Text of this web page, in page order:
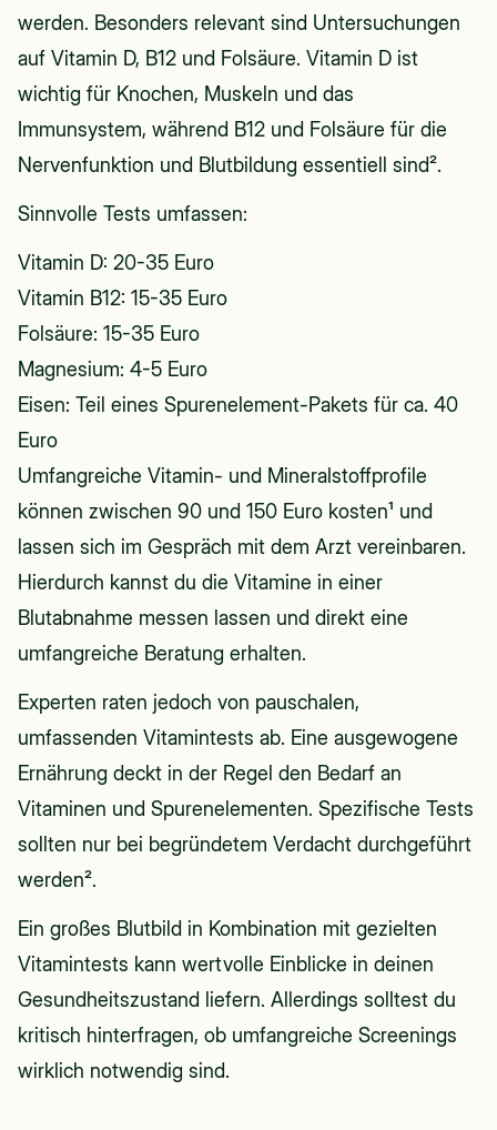
werden. Besonders relevant sind Untersuchungen
auf Vitamin D, B12 und Folsäure. Vitamin D ist
wichtig für Knochen, Muskeln und das
Immunsystem, während B12 und Folsäure für die
Nervenfunktion und Blutbildung essentiell sind².
Sinnvolle Tests umfassen:
Vitamin D: 20-35 Euro
Vitamin B12: 15-35 Euro
Folsäure: 15-35 Euro
Magnesium: 4-5 Euro
Eisen: Teil eines Spurenelement-Pakets für ca. 40
Euro
Umfangreiche Vitamin- und Mineralstoffprofile
können zwischen 90 und 150 Euro kosten¹ und
lassen sich im Gespräch mit dem Arzt vereinbaren.
Hierdurch kannst du die Vitamine in einer
Blutabnahme messen lassen und direkt eine
umfangreiche Beratung erhalten.
Experten raten jedoch von pauschalen,
umfassenden Vitamintests ab. Eine ausgewogene
Ernährung deckt in der Regel den Bedarf an
Vitaminen und Spurenelementen. Spezifische Tests
sollten nur bei begründetem Verdacht durchgeführt
werden².
Ein großes Blutbild in Kombination mit gezielten
Vitamintests kann wertvolle Einblicke in deinen
Gesundheitszustand liefern. Allerdings solltest du
kritisch hinterfragen, ob umfangreiche Screenings
wirklich notwendig sind.